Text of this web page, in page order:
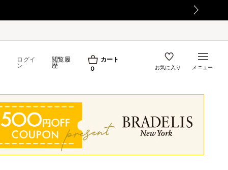
ログイ
ン
閲覧履
歴
カート
0
お気に入り メニュー